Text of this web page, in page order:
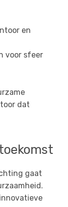
en
voor sfeer
dat
gaat